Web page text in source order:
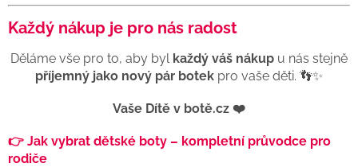
Každý nákup je pro nás radost
Děláme vše pro to, aby byl každý váš nákup u nás stejně
příjemný jako nový pár botek pro vaše děti. 👣✨
Vaše Dítě v botě.cz ❤️
👉 Jak vybrat dětské boty – kompletní průvodce pro
rodiče